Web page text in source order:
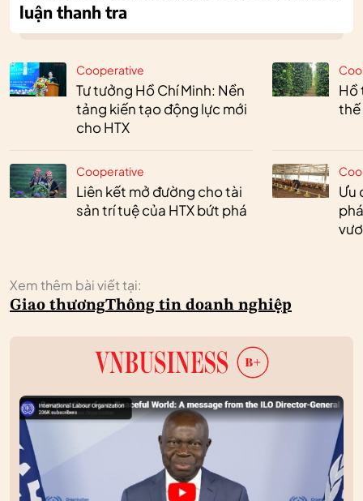
Cooperative
Tư tưởng Hồ Chí Minh: Nền
tảng kiến tạo động lực mới
cho HTX
Cooperative
Liên kết mở đường cho tài
sản trí tuệ của HTX bứt phá
Hồ
thế
Ưu
Xem thêm bài viết tại:
Giao thươngThông tin doanh nghiệp
luận thanh tra